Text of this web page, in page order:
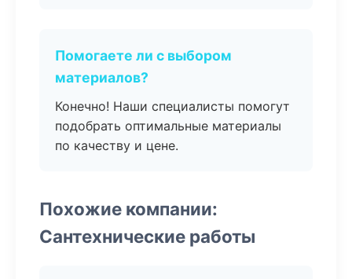
Помогаете ли с выбором
материалов?
Конечно! Наши специалисты помогут
подобрать оптимальные материалы
по качеству и цене.
Похожие компании:
Сантехнические работы